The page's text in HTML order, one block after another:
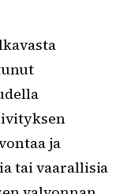
ja
tai vaarallisia